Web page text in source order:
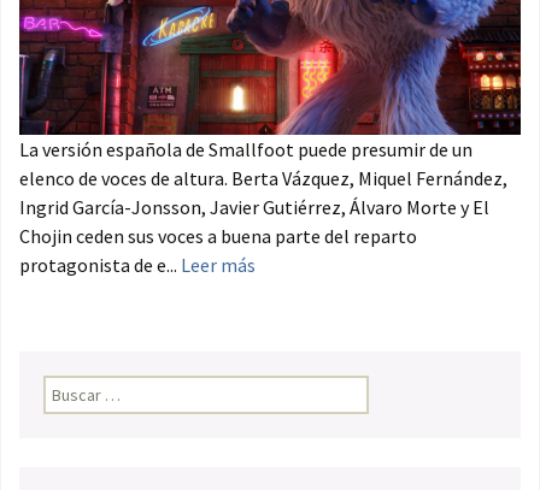
La versión española de Smallfoot puede presumir de un
elenco de voces de altura. Berta Vázquez, Miquel Fernández,
Ingrid García-Jonsson, Javier Gutiérrez, Álvaro Morte y El
Chojin ceden sus voces a buena parte del reparto
protagonista de e... Leer más
Buscar: